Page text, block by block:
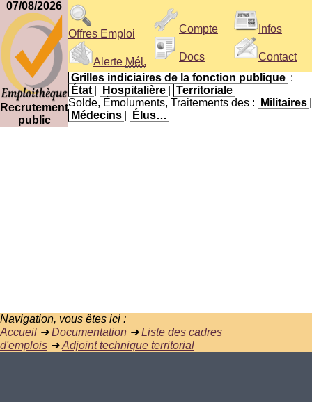
07/08/2026
Recrutement
public
Offres Emploi
Alerte Mél.
Compte
Docs
Infos
Contact
Grilles indiciaires de la fonction publique :
État
Hospitalière
Territoriale
Solde, Émoluments, Traitements des :
Militaires
Médecins
Élus…
Navigation, vous êtes ici :
Accueil ➜Documentation ➜Liste des cadres
d'emplois ➜Adjoint technique territorial